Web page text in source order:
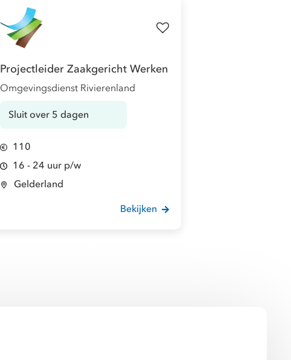
Projectleider Zaakgericht Werken
Omgevingsdienst Rivierenland
Sluit over 5 dagen
110
16 - 24 uur p/w
Gelderland
Bekijken